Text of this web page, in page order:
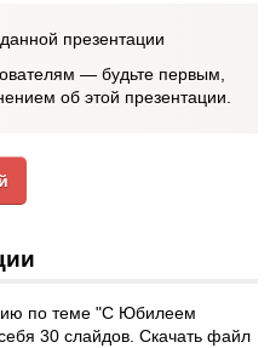
презентации
— будьте первым,
об этой презентации.
по теме "С Юбилеем
30 слайдов. Скачать файл